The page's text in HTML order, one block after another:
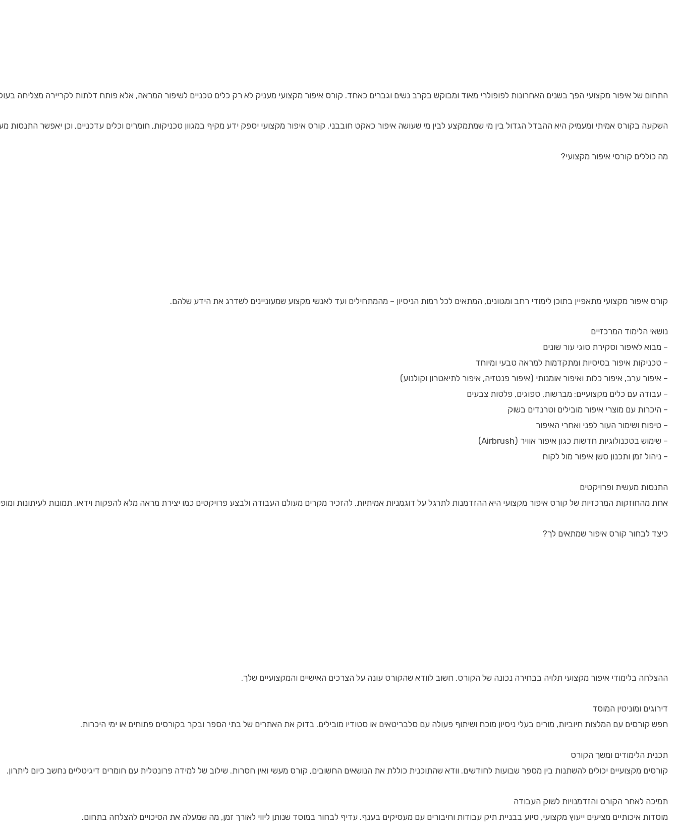
התחום של איפור מקצועי הפך בשנים האחרונות לפופולרי מאוד ומבוקש בקרב נשים וגברים כאחד. קורס איפור מקצועי מעניק לא רק כלים טכניים לשיפור המראה, אלא פותח דלתות לקריירה מצליחה
השקעה בקורס אמיתי ומעמיק היא ההבדל הגדול בין מי שמתמקצע לבין מי שעושה איפור כאקט חובבני. קורס איפור מקצועי יספק ידע מקיף במגוון טכניקות, חומרים וכלים עדכניים, וכן יאפשר
מה כוללים קורסי איפור מקצועי?
קורס איפור מקצועי מתאפיין בתוכן לימודי רחב ומגוונים, המתאים לכל רמות הניסיון – מהמתחילים ועד לאנשי מקצוע שמעוניינים לשדרג את הידע שלהם.
נושאי הלימוד המרכזיים
– מבוא לאיפור וסקירת סוגי עור שונים
– טכניקות איפור בסיסיות ומתקדמות למראה טבעי ומיוחד
– איפור ערב, איפור כלות ואיפור אומנותי (איפור פנטזיה, איפור לתיאטרון וקולנוע)
– עבודה עם כלים מקצועיים: מברשות, ספוגים, פלטות צבעים
– היכרות עם מוצרי איפור מובילים וטרנדים בשוק
– טיפוח ושימור העור לפני ואחרי האיפור
– שימוש בטכנולוגיות חדשות כגון איפור אוויר (Airbrush)
– ניהול זמן ותכנון סשן איפור מול לקוח
התנסות מעשית ופרויקטים
אחת מהחוזקות המרכזיות של קורס איפור מקצועי היא ההזדמנות לתרגל על דוגמניות אמיתיות, להזכיר מקרים מעולם העבודה ולבצע פרויקטים כמו יצירת מראה מלא להפקות וידאו, תמונות לעיתונות
כיצד לבחור קורס איפור שמתאים לך?
ההצלחה בלימודי איפור מקצועי תלויה בבחירה נכונה של הקורס. חשוב לוודא שהקורס עונה על הצרכים האישיים והמקצועיים שלך.
דירוגים ומוניטין המוסד
חפש קורסים עם המלצות חיוביות, מורים בעלי ניסיון מוכח ושיתוף פעולה עם סלבריטאים או סטודיו מובילים. בדוק את האתרים של בתי הספר ובקר בקורסים פתוחים או ימי היכרות.
תכנית הלימודים ומשך הקורס
קורסים מקצועיים יכולים להשתנות בין מספר שבועות לחודשים. וודא שהתוכנית כוללת את הנושאים החשובים, קורס מעשי ואין חסרות. שילוב של למידה פרונטלית עם חומרים דיגיטליים נחשב כיום ליתרון.
תמיכה לאחר הקורס והזדמנויות לשוק העבודה
מוסדות איכותיים מציעים ייעוץ מקצועי, סיוע בבניית תיק עבודות וחיבורים עם מעסיקים בענף. עדיף לבחור במוסד שנותן ליווי לאורך זמן, מה שמעלה את הסיכויים להצלחה בתחום.